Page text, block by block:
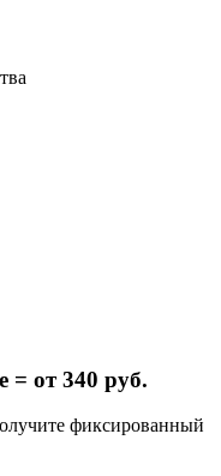
= от 340 руб.
фиксированный